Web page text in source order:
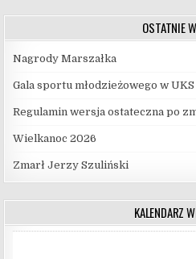
OSTATNIE
Nagrody Marszałka
Gala sportu młodzieżowego w
Regulamin wersja ostateczna po
Wielkanoc 2026
Zmarł Jerzy Szuliński
KALENDARZ